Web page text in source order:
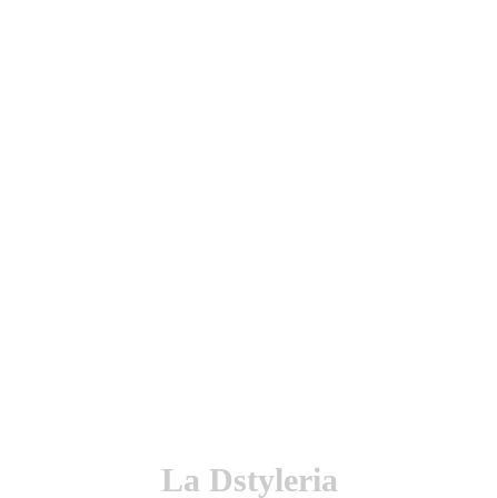
La Dstyleria